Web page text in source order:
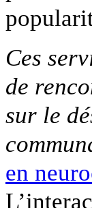
Ces
de
sur le
en